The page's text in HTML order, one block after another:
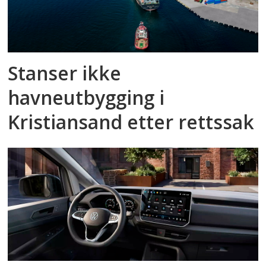
Stanser ikke
havneutbygging i
Kristiansand etter rettssak